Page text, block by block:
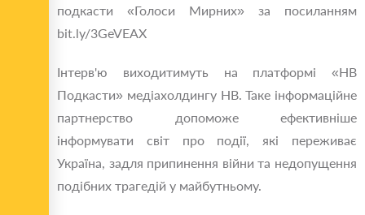
подкасти «Голоси Мирних» за посиланням
bit.ly/3GeVEAX
Інтерв'ю виходитимуть на платформі «НВ
Подкасти» медіахолдингу НВ. Таке інформаційне
партнерство допоможе ефективніше
інформувати світ про події, які переживає
Україна, задля припинення війни та недопущення
подібних трагедій у майбутньому.